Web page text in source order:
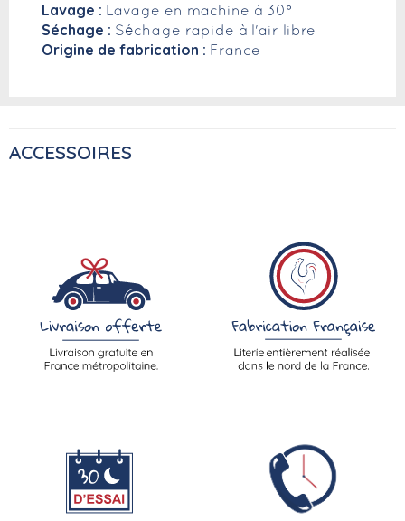
Lavage : Lavage en machine à 30°
Séchage : Séchage rapide à l'air libre
Origine de fabrication : France
ACCESSOIRES